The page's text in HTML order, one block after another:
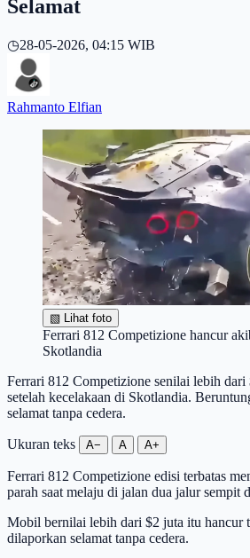
Selamat
◷28-05-2026, 04:15 WIB
Rahmanto Elfian
▧ Lihat foto
Ferrari 812 Competizione hancur
Skotlandia
Ferrari 812 Competizione senilai lebih dari
setelah kecelakaan di Skotlandia.
selamat tanpa cedera.
Ukuran teks A− A A+
Ferrari 812 Competizione edisi terbatas
parah saat melaju di jalan dua jalur sempit
Mobil bernilai lebih dari $2 juta itu hancur
dilaporkan selamat tanpa cedera.